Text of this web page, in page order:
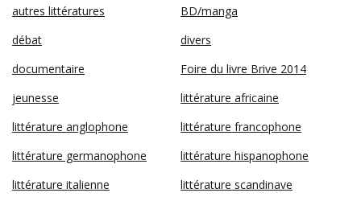
autres littératures
BD/manga
débat
divers
documentaire
Foire du livre Brive 2014
jeunesse
littérature africaine
littérature anglophone
littérature francophone
littérature germanophone
littérature hispanophone
littérature italienne
littérature scandinave